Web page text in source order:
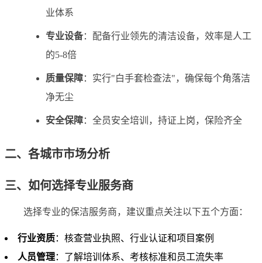
业体系
专业设备：配备行业领先的清洁设备，效率是人工
的5-8倍
质量保障：实行"白手套检查法"，确保每个角落洁
净无尘
安全保障：全员安全培训，持证上岗，保险齐全
二、各城市市场分析
三、如何选择专业服务商
选择专业的保洁服务商，建议重点关注以下五个方面：
行业资质：核查营业执照、行业认证和项目案例
人员管理：了解培训体系、考核标准和员工流失率